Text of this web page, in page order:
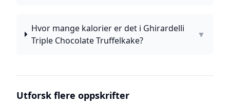
Hvor mange kalorier er det i Ghirardelli
Triple Chocolate Truffelkake?
▼
Utforsk flere oppskrifter